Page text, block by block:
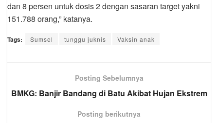
dan 8 persen untuk dosis 2 dengan sasaran target yakni
151.788 orang,” katanya.
Tags: Sumsel tunggu juknis Vaksin anak
Posting Sebelumnya
BMKG: Banjir Bandang di Batu Akibat Hujan Ekstrem
Posting berikutnya